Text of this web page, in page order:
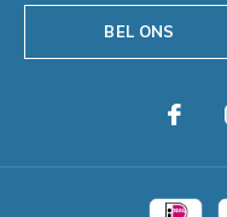
BEL ONS